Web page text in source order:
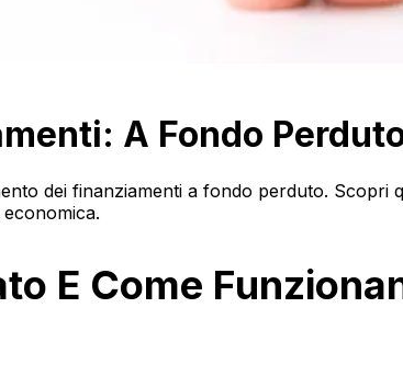
A Fondo
dei finanziamenti a fondo perduto.
E Come